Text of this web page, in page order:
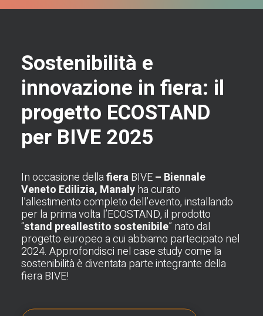
Sostenibilità e
innovazione in fiera: il
progetto ECOSTAND
per BIVE 2025
In occasione dellafieraBIVE– Biennale
Veneto Edilizia, Manalyha curato
l’allestimento completo dell’evento, installando
per la prima volta l’ECOSTAND, il prodotto
“stand preallestito sostenibile” nato dal
progetto europeo a cui abbiamo partecipato nel
2024. Approfondisci nel case study come la
sostenibilità è diventata parte integrante della
fiera BIVE!